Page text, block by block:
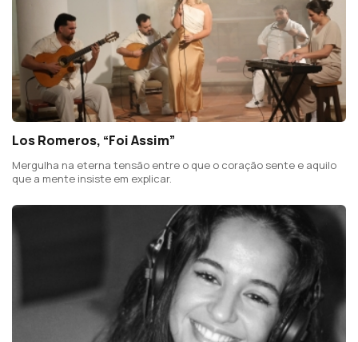
Los Romeros, “Foi Assim”
Mergulha na eterna tensão entre o que o coração sente e aquilo
que a mente insiste em explicar.